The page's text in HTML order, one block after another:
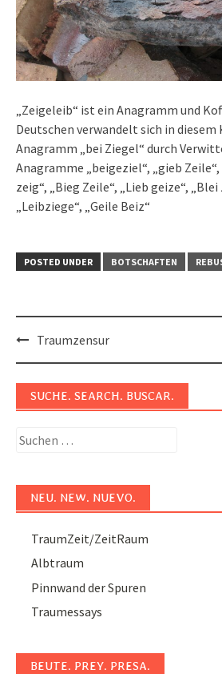
„Zeigeleib“ ist ein Anagramm und
Deutschen verwandelt sich in diesem
Anagramm „bei Ziegel“ durch
Anagramme „beigeziel“, „gieb
zeig“, „Bieg Zeile“, „Lieb geize“,
„Leibziege“, „Geile Beiz“
POSTED UNDER BOTSCHAFTEN
Post
navigation
Traumzensur
SUCHE. SEARCH. BUSCAR.
Suchen
NEU. NEW. NUEVO.
TraumZeit/ZeitRaum
Albtraum
Pinnwand der Spuren
Traumessays
BEUTE. PREY. PRESA.